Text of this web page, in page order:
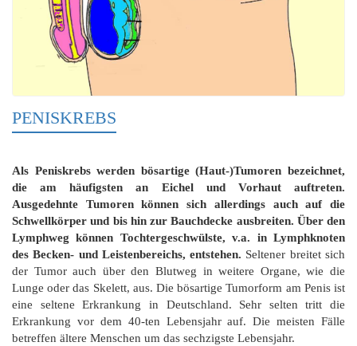
PENISKREBS
Als Peniskrebs werden bösartige (Haut-)Tumoren bezeichnet,
die am häufigsten an Eichel und Vorhaut auftreten.
Ausgedehnte Tumoren können sich allerdings auch auf die
Schwellkörper und bis hin zur Bauchdecke ausbreiten. Über den
Lymphweg können Tochtergeschwülste, v.a. in Lymphknoten
des Becken- und Leistenbereichs, entstehen. Seltener breitet sich
der Tumor auch über den Blutweg in weitere Organe, wie die
Lunge oder das Skelett, aus. Die bösartige Tumorform am Penis ist
eine seltene Erkrankung in Deutschland. Sehr selten tritt die
Erkrankung vor dem 40-ten Lebensjahr auf. Die meisten Fälle
betreffen ältere Menschen um das sechzigste Lebensjahr.